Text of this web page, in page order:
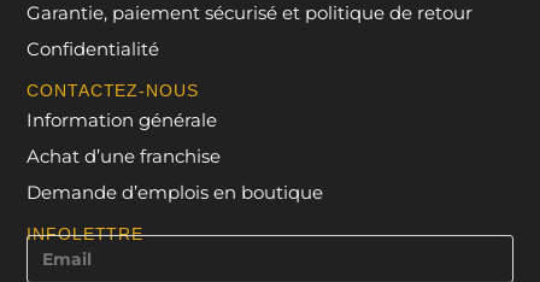
Garantie, paiement sécurisé et politique de retour
Confidentialité
CONTACTEZ-NOUS
Information générale
Achat d’une franchise
Demande d’emplois en boutique
INFOLETTRE